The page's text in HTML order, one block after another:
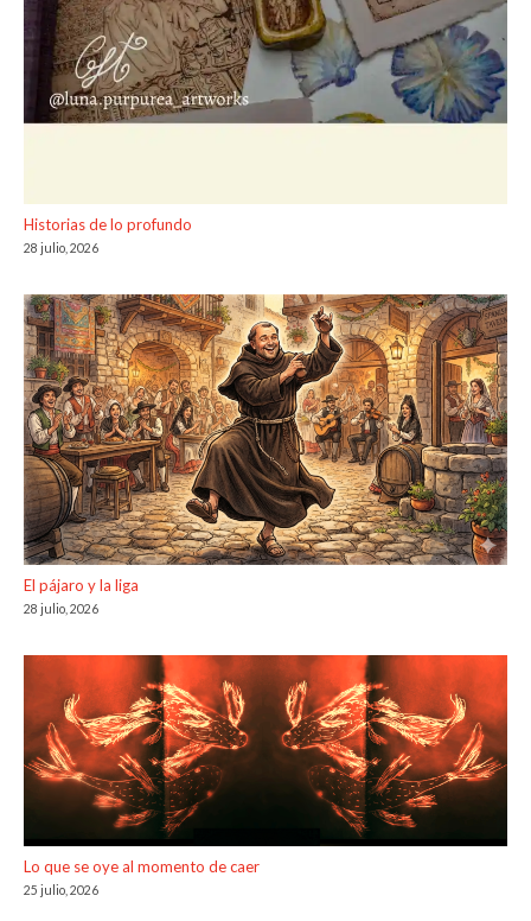
Historias de lo profundo
28 julio, 2026
El pájaro y la liga
28 julio, 2026
Lo que se oye al momento de caer
25 julio, 2026